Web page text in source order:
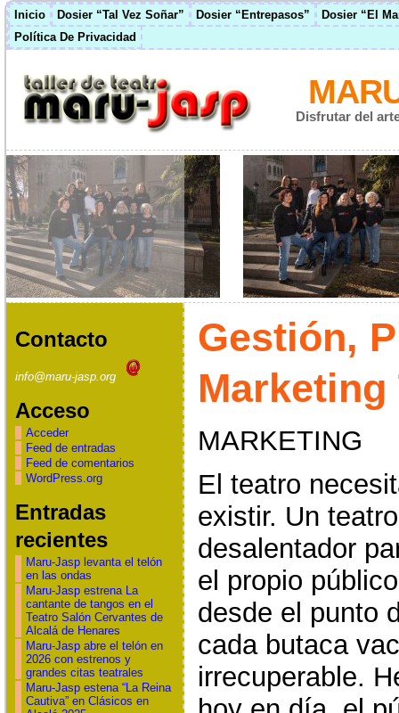
Inicio Dosier “Tal Vez Soñar” Dosier “Entrepasos”
Dosier “El
Política De Privacidad
Disfrutar del
Contacto
info@maru-jasp.org
Acceso
Acceder
Feed de entradas
Feed de comentarios
WordPress.org
Entradas
recientes
Maru-Jasp levanta el telón
en las ondas
Maru-Jasp estrena La
cantante de tangos en el
Teatro Salón Cervantes de
Alcalá de Henares
Maru-Jasp abre el telón en
2026 con estrenos y
grandes citas teatrales
Maru-Jasp estena “La Reina
Cautiva” en Clásicos en
Gestión,
Marketing
MARKETING
El teatro
existir. Un
desalentador
el propio
desde el punto
cada butaca
irrecuperable.